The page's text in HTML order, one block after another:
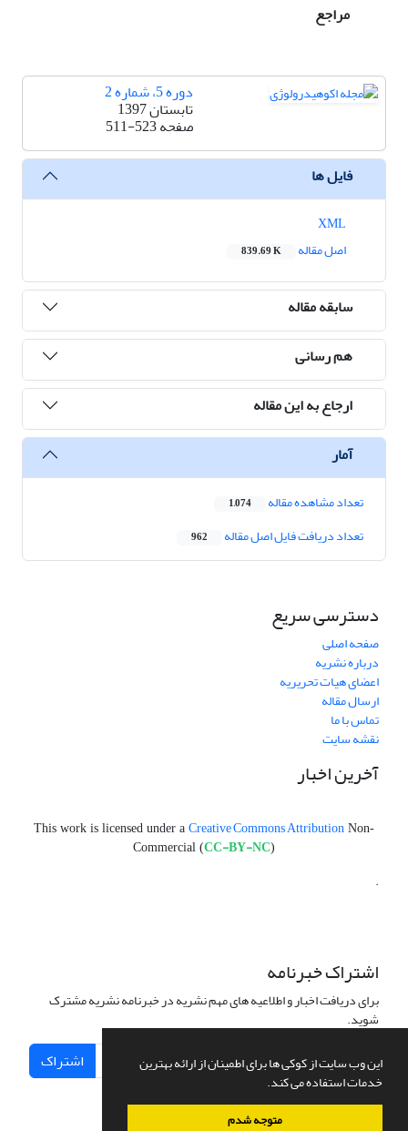
این وب سایت از کوکی ها برای اطمینان از ارائه بهترین
خدمات استفاده می کند.
متوجه شدم
مراجع
دوره 5، شماره 2
تابستان 1397
صفحه511-523
فایل ها
اصل مقاله
839.69 K
سابقه مقاله
هم رسانی
ارجاع به این مقاله
آمار
تعداد مشاهده مقاله 1,074
تعداد دریافت فایل اصل مقاله 962
دسترسی سریع
صفحه اصلی
درباره نشریه
اعضای هیات تحریریه
ارسال مقاله
تماس با ما
نقشه سایت
آخرین اخبار
This work is licensed under a Creative Commons Attribution Non-
Commercial (CC-BY-NC)
.
اشتراک خبرنامه
برای دریافت اخبار و اطلاعیه های مهم نشریه در خبرنامه نشریه مشترک
شوید.
اشتراک